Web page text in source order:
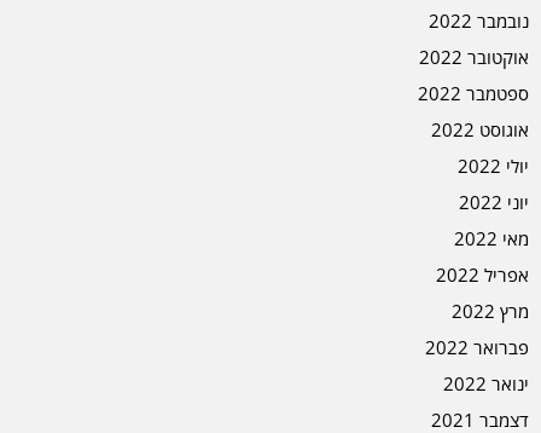
נובמבר 2022
אוקטובר 2022
ספטמבר 2022
אוגוסט 2022
יולי 2022
יוני 2022
מאי 2022
אפריל 2022
מרץ 2022
פברואר 2022
ינואר 2022
דצמבר 2021